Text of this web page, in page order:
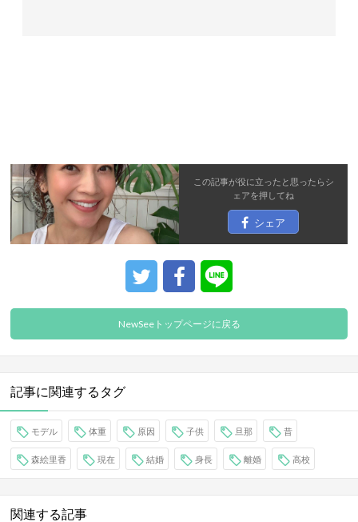
この記事が役に立ったと思ったらシ
ェアを押してね
シェア
NewSeeトップページに戻る
記事に関連するタグ
モデル 体重 原因 子供 旦那 昔
森絵里香 現在 結婚 身長 離婚 高校
関連する記事